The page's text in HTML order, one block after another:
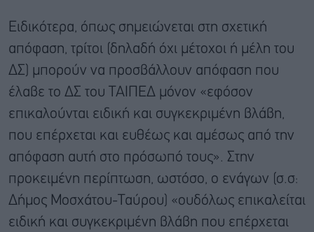
Ειδικότερα, όπως σημειώνεται στη σχετική
απόφαση, τρίτοι (δηλαδή όχι μέτοχοι ή μέλη του
ΔΣ) μπορούν να προσβάλλουν απόφαση που
έλαβε το ΔΣ του ΤΑΙΠΕΔ μόνον «εφόσον
επικαλούνται ειδική και συγκεκριμένη βλάβη,
που επέρχεται και ευθέως και αμέσως από την
απόφαση αυτή στο πρόσωπό τους». Στην
προκειμένη περίπτωση, ωστόσο, ο ενάγων (σ.σ:
Δήμος Μοσχάτου-Ταύρου) «ουδόλως επικαλείται
ειδική και συγκεκριμένη βλάβη που επέρχεται